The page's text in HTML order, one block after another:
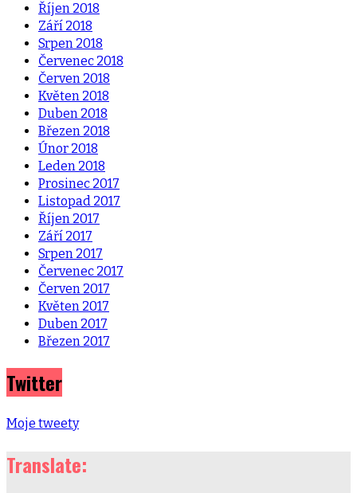
Říjen 2018
Září 2018
Srpen 2018
Červenec 2018
Červen 2018
Květen 2018
Duben 2018
Březen 2018
Únor 2018
Leden 2018
Prosinec 2017
Listopad 2017
Říjen 2017
Září 2017
Srpen 2017
Červenec 2017
Červen 2017
Květen 2017
Duben 2017
Březen 2017
Twitter
Moje tweety
Translate: